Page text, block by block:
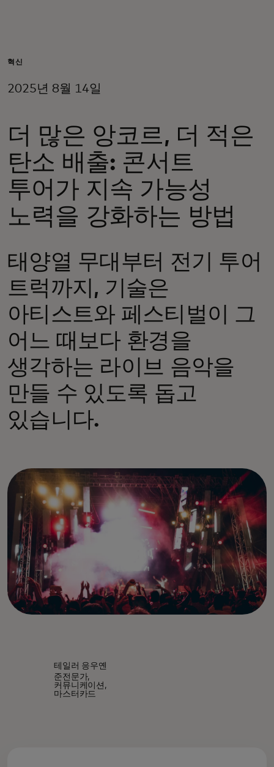
이노베이터
뉴스 & 인사이트
혁신
2025년 8월 14일
더 많은 앙코르, 더 적은
탄소 배출: 콘서트
투어가 지속 가능성
노력을 강화하는 방법
태양열 무대부터 전기 투어
트럭까지, 기술은
아티스트와 페스티벌이 그
어느 때보다 환경을
생각하는 라이브 음악을
만들 수 있도록 돕고
있습니다.
테일러 응우옌
준전문가,
커뮤니케이션,
마스터카드